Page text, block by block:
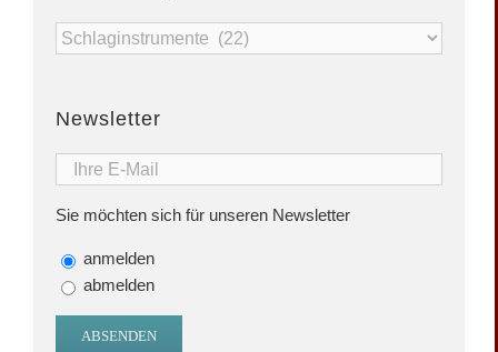
Artikelkategorien
Newsletter
Sie möchten sich für unseren Newsletter
anmelden
abmelden